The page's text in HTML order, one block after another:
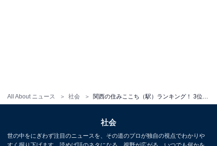
All About ニュース 社会
「箕面市」、1位は…
・
関西在住4600人が選ぶ「住みたい沿線」ランキング！ 3
位「地下鉄御堂筋線」、2位「JR東海道本線」、1位は？
社会
世の中をにぎわず注目のニュースを、その道のプロが独自の視点でわかりや